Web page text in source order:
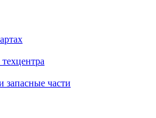
запасные части